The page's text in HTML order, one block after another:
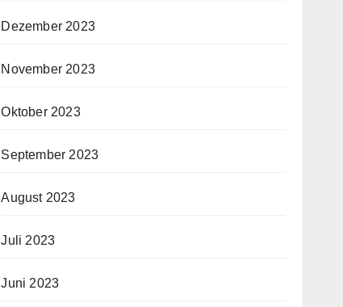
Dezember 2023
November 2023
Oktober 2023
September 2023
August 2023
Juli 2023
Juni 2023